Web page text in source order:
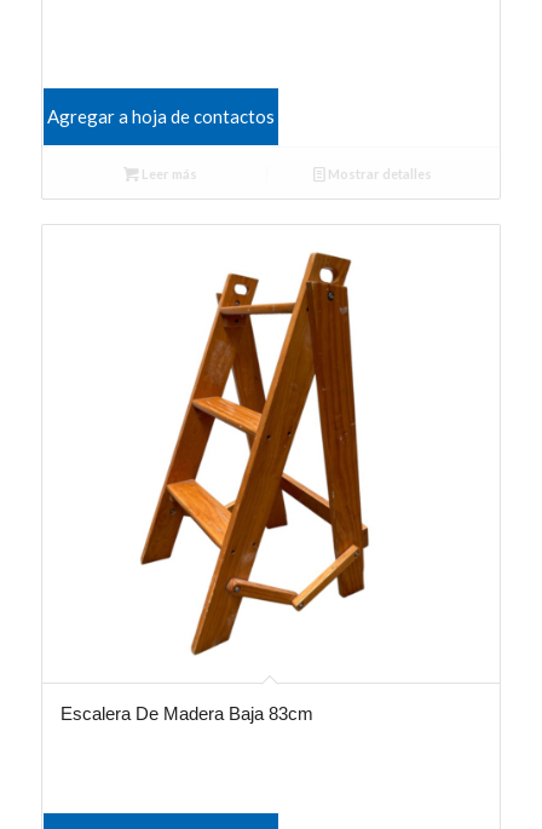
Agregar a hoja de contactos
Leer más Mostrar detalles
Escalera De Madera Baja 83cm